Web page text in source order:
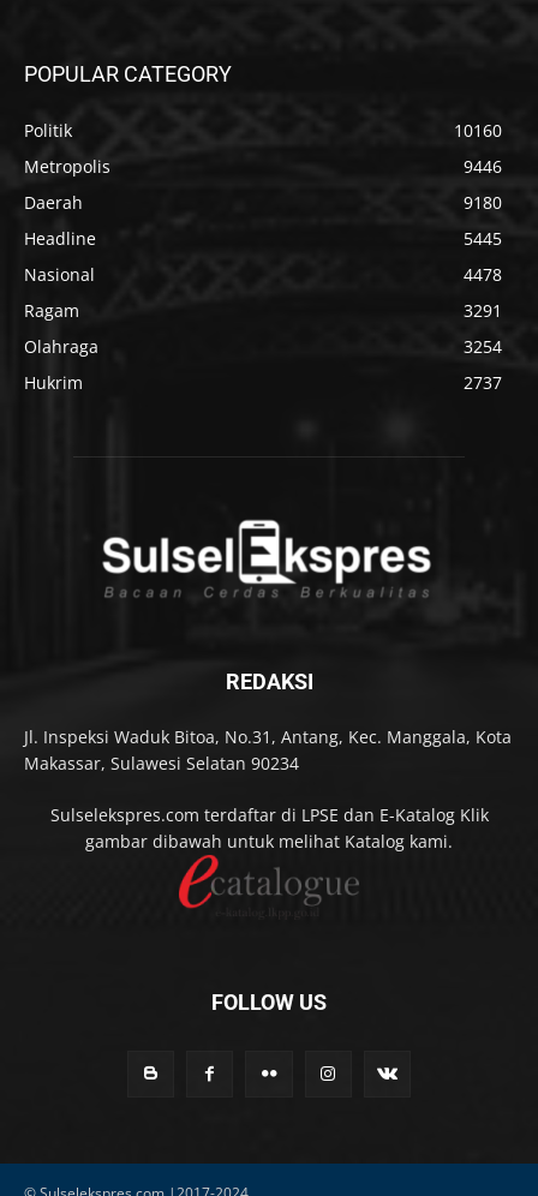
POPULAR CATEGORY
Politik
10160
Metropolis
9446
Daerah
9180
Headline
5445
Nasional
4478
Ragam
3291
Olahraga
3254
Hukrim
2737
REDAKSI
Jl. Inspeksi Waduk Bitoa, No.31, Antang, Kec. Manggala, Kota
Makassar, Sulawesi Selatan 90234
Sulselekspres.com terdaftar di LPSE dan E-Katalog Klik
gambar dibawah untuk melihat Katalog kami.
FOLLOW US